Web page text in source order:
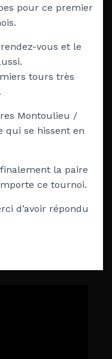
pour ce premier
vous et le
tours très
Montoulieu /
qui se hissent en
la paire
ce tournoi.
d’avoir répondu